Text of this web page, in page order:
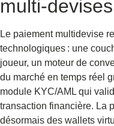
Le paiement multidevise
technologiques : une
joueur, un moteur de
du marché en temps réel
module KYC/AML qui
transaction financière. La
désormais des wallets